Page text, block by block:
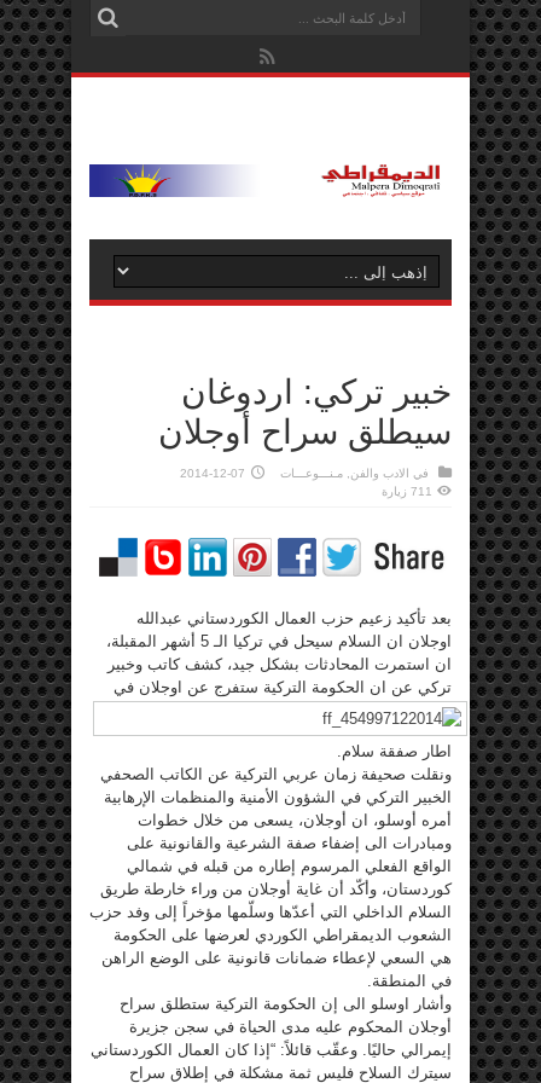
خبير تركي: اردوغان
سيطلق سراح أوجلان
في الادب والفن مـنـــوعـــات
2014-12-07
711 زيارة
بعد تأكيد زعيم حزب العمال الكوردستاني عبدالله
اوجلان ان السلام سيحل في تركيا الـ 5 أشهر المقبلة،
ان استمرت المحادثات بشكل جيد، كشف كاتب وخبير
تركي عن ان الحكومة التركية ستفرج عن اوجلان في
اطار صفقة سلام.
ونقلت صحيفة زمان عربي التركية عن الكاتب الصحفي
الخبير التركي في الشؤون الأمنية والمنظمات الإرهابية
أمره أوسلو، ان أوجلان، يسعى من خلال خطوات
ومبادرات الى إضفاء صفة الشرعية والقانونية على
الواقع الفعلي المرسوم إطاره من قبله في شمالي
كوردستان، وأكّد أن غاية أوجلان من وراء خارطة طريق
السلام الداخلي التي أعدّها وسلّمها مؤخراً إلى وفد حزب
الشعوب الديمقراطي الكوردي لعرضها على الحكومة
هي السعي لإعطاء ضمانات قانونية على الوضع الراهن
في المنطقة.
وأشار اوسلو الى إن الحكومة التركية ستطلق سراح
أوجلان المحكوم عليه مدى الحياة في سجن جزيرة
إيمرالي حاليًا. وعقّب قائلاً: “إذا كان العمال الكوردستاني
سيترك السلاح فليس ثمة مشكلة في إطلاق سراح